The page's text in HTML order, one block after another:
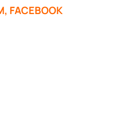
, FACEBOOK